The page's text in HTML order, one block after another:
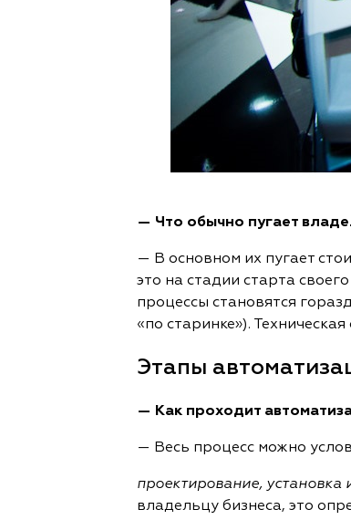
— Что обычно пугает
— В основном их пугает
это на стадии старта
процессы становятся
«по старинке»).
Этапы
— Как проходит
— Весь процесс можно
проектирование,
владельцу бизнеса, это